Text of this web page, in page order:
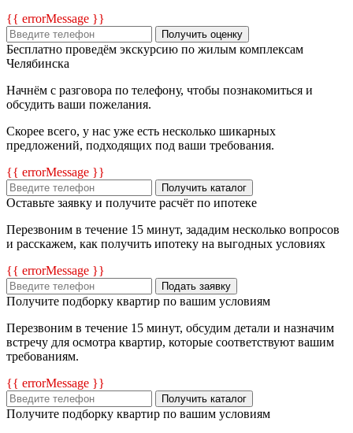
{{ errorMessage }}
Получить оценку
Бесплатно проведём экскурсию по жилым комплексам
Челябинска
Начнём с разговора по телефону, чтобы познакомиться и
обсудить ваши пожелания.
Скорее всего, у нас уже есть несколько шикарных
предложений, подходящих под ваши требования.
{{ errorMessage }}
Получить каталог
Оставьте заявку и получите расчёт по ипотеке
Перезвоним в течение 15 минут, зададим несколько вопросов
и расскажем, как получить ипотеку на выгодных условиях
{{ errorMessage }}
Подать заявку
Получите подборку квартир по вашим условиям
Перезвоним в течение 15 минут, обсудим детали и назначим
встречу для осмотра квартир, которые соответствуют вашим
требованиям.
{{ errorMessage }}
Получить каталог
Получите подборку квартир по вашим условиям